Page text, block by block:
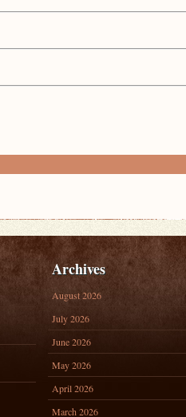
Archives
August 2026
July 2026
June 2026
May 2026
April 2026
March 2026